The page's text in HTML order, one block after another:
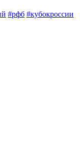
#рфб #кубокроссии